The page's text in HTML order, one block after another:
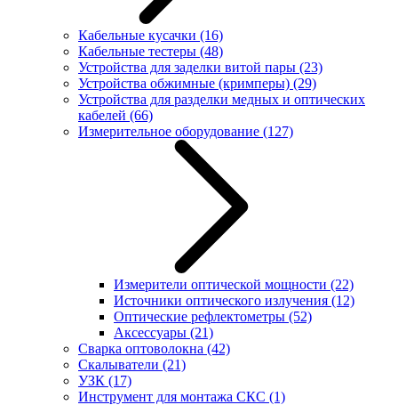
Кабельные кусачки (16)
Кабельные тестеры (48)
Устройства для заделки витой пары (23)
Устройства обжимные (кримперы) (29)
Устройства для разделки медных и оптических
кабелей (66)
Измерительное оборудование (127)
Измерители оптической мощности (22)
Источники оптического излучения (12)
Оптические рефлектометры (52)
Аксессуары (21)
Сварка оптоволокна (42)
Скалыватели (21)
УЗК (17)
Инструмент для монтажа СКС (1)